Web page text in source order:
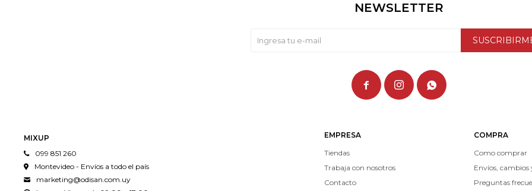
MIXUP
099 851 260
Montevideo - Envíos a todo el país
marketing@odisan.com.uy
EMPRESA
Tiendas
Trabaja con nosotros
Contacto
COMPRA
Como comprar
Envíos, cambios
Preguntas
NEWSLETTER
  